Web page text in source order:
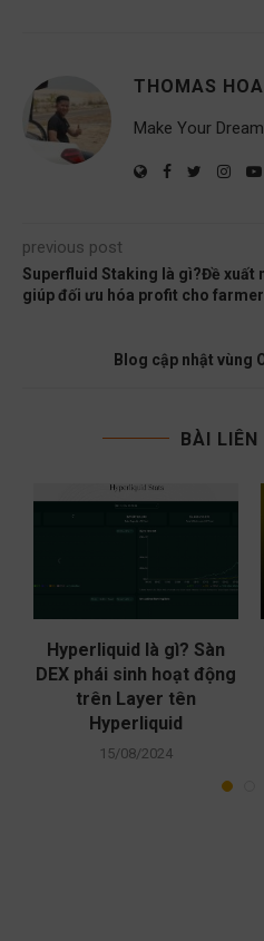
THOMAS
Make Your
previous post
Superfluid Staking là gì?Đề xuất
giúp đối ưu hóa profit cho
Blog cập nhật vùng
BÀI LIÊN
Hyperliquid là gì? Sàn
DEX phái sinh hoạt động
trên Layer tên
Hyperliquid
15/08/2024